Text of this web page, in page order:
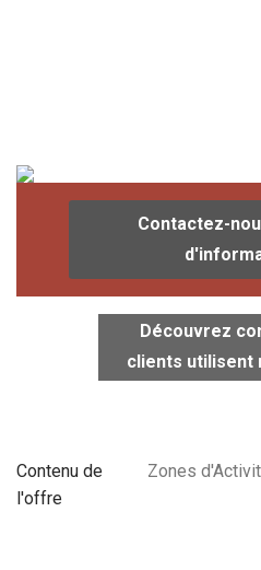
Contactez-
Découvrez
clients utilisent
Contenu de
l'offre
Zones